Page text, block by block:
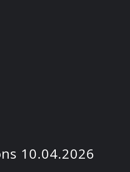
10.04.2026